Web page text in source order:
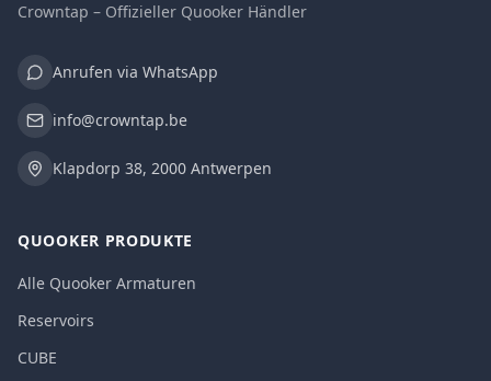
Crowntap – Offizieller Quooker Händler
Anrufen via WhatsApp
info@crowntap.be
Klapdorp 38, 2000 Antwerpen
QUOOKER PRODUKTE
Alle Quooker Armaturen
Reservoirs
CUBE